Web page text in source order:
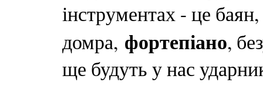
інструментах - це
домра, фортепіано,
ще будуть у нас